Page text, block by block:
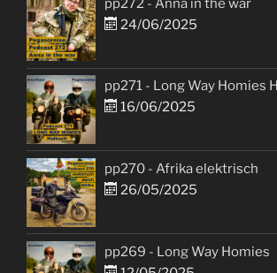
pp272 - Anna in the war
24/06/2025
pp271 - Long Way Homies
16/06/2025
pp270 - Afrika elektrisch
26/05/2025
pp269 - Long Way Homies